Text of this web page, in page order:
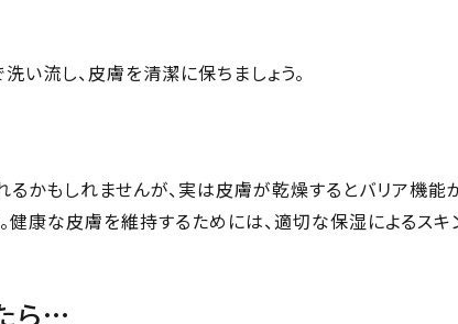
い流し、皮膚を清潔に保ちましょう。
れるかもしれませんが、実は皮膚が乾燥するとバリア機
健康な皮膚を維持するためには、適切な保湿によるスキ
ら…